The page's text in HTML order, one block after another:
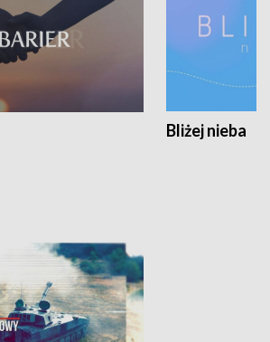
Bliżej nieba